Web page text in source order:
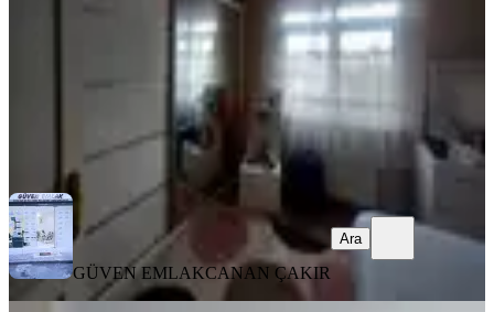
30.000 ₺
CANAN ÇAKIR
GÜVEN EMLAKCANAN ÇAKIR
Ara